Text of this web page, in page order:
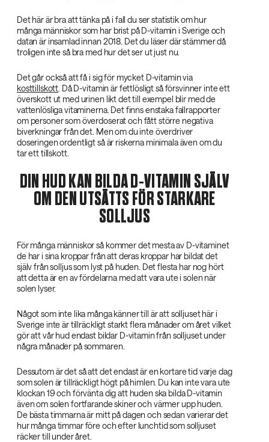
Det här är bra att tänka på i fall du ser statistik om hur
många människor som har brist på D-vitamin i Sverige och
datan är insamlad innan 2018. Det du läser där stämmer då
troligen inte så bra med hur det ser ut just nu.
Det går också att få i sig för mycket D-vitamin via
kosttillskott . Då D-vitamin är fettlösligt så försvinner inte ett
överskott ut med urinen likt det till exempel blir med de
vattenlösliga vitaminerna. Det finns enstaka fallrapporter
om personer som överdoserat och fått större negativa
biverkningar från det. Men om du inte överdriver
doseringen ordentligt så är riskerna minimala även om du
tar ett tillskott.
DIN HUD KAN BILDA D-VITAMIN SJÄLV
OM DEN UTSÄTTS FÖR STARKARE
SOLLJUS
För många människor så kommer det mesta av D-vitaminet
de har i sina kroppar från att deras kroppar har bildat det
själv från solljus som lyst på huden. Det flesta har nog hört
att detta är en av fördelarna med att vara ute i solen när
solen lyser.
Något som inte lika många känner till är att solljuset här i
Sverige inte är tillräckligt starkt flera månader om året vilket
gör att vår hud endast bildar D-vitamin från solljuset under
några månader på sommaren.
Dessutom är det så att det endast är en kortare tid varje dag
som solen är tillräckligt högt på himlen. Du kan inte vara ute
klockan 19 och förvänta dig att huden ska bilda D-vitamin
även om solen fortfarande skiner och värmer upp huden.
De bästa timmarna är mitt på dagen och sedan varierar det
hur många timmar före och efter lunchtid som solljuset
räcker till under året.